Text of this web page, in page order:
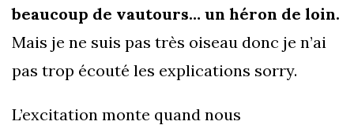
beaucoup de vautours… un héron de loin.
Mais je ne suis pas très oiseau donc je n’ai
pas trop écouté les explications sorry.
L’excitation monte quand nous